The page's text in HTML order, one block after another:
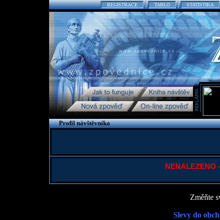
REGISTRACE TABLO STATISTIKA
Profil návštěvníka
NENALEZENO
Změňte
Slevy do